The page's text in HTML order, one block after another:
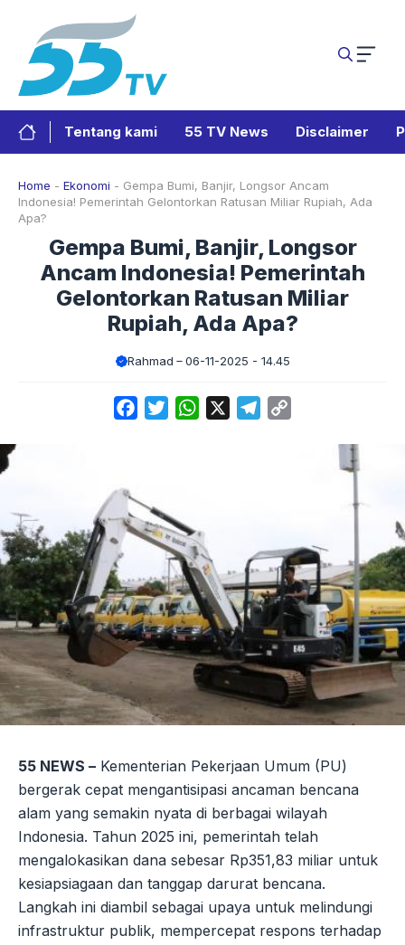
Tentang kami 55 TV News Disclaimer
Home - Ekonomi - Gempa Bumi, Banjir, Longsor Ancam
Indonesia! Pemerintah Gelontorkan Ratusan Miliar Rupiah, Ada
Apa?
Gempa Bumi, Banjir, Longsor
Ancam Indonesia! Pemerintah
Gelontorkan Ratusan Miliar
Rupiah, Ada Apa?
Rahmad 06-11-2025 - 14.45
FacebookTwitterWhatsApp Telegram
55 NEWS – Kementerian Pekerjaan Umum (PU)
bergerak cepat mengantisipasi ancaman bencana
alam yang semakin nyata di berbagai wilayah
Indonesia. Tahun 2025 ini, pemerintah telah
mengalokasikan dana sebesar Rp351,83 miliar untuk
kesiapsiagaan dan tanggap darurat bencana.
Langkah ini diambil sebagai upaya untuk melindungi
infrastruktur publik, mempercepat respons terhadap